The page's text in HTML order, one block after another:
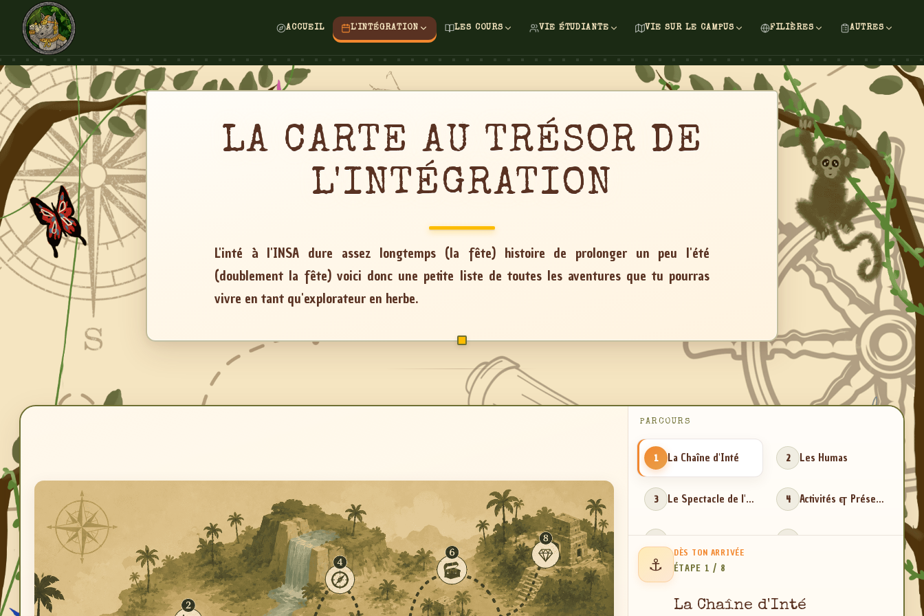
ACCUEIL L'INTÉGRATION LES COURS VIE ÉTUDIANTE VIE SUR LE CAMPUS FILIÈRES AUTRES
LA CARTE AU TRÉSOR DE
L'INTÉGRATION
L'inté à l'INSA dure assez longtemps (la fête) histoire de prolonger un peu l'été
(doublement la fête) voici donc une petite liste de toutes les aventures que tu pourras
vivre en tant qu'explorateur en herbe.
1 La Chaîne d'Inté 2 Les Humas
3 Le Spectacle de l'Inté 4 Activités & Présentations
7 Le Rallye
⚓
DÈS TON ARRIVÉE
ÉTAPE 1 / 8
La Chaîne d'Inté